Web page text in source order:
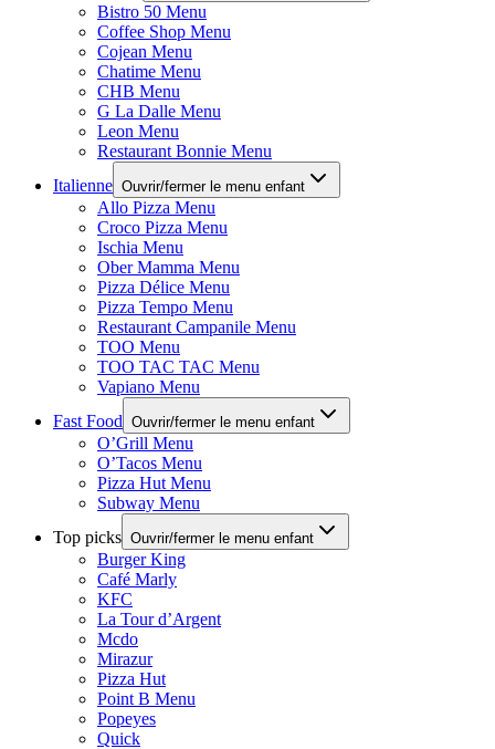
Bistro 50 Menu
Coffee Shop Menu
Cojean Menu
Chatime Menu
CHB Menu
G La Dalle Menu
Leon Menu
Restaurant Bonnie Menu
Italienne Ouvrir/fermer le menu enfant
Allo Pizza Menu
Croco Pizza Menu
Ischia Menu
Ober Mamma Menu
Pizza Délice Menu
Pizza Tempo Menu
Restaurant Campanile Menu
TOO Menu
TOO TAC TAC Menu
Vapiano Menu
Fast Food Ouvrir/fermer le menu enfant
O’Grill Menu
O’Tacos Menu
Pizza Hut Menu
Subway Menu
Top picks Ouvrir/fermer le menu enfant
Burger King
Café Marly
KFC
La Tour d’Argent
Mcdo
Mirazur
Pizza Hut
Point B Menu
Popeyes
Quick